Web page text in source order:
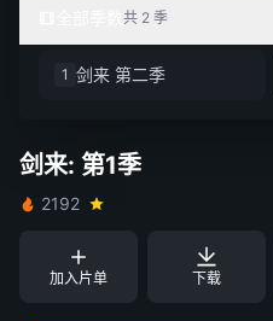
共 2 季
1 剑来 第二季
剑来: 第1季
2192
加入片单 下载